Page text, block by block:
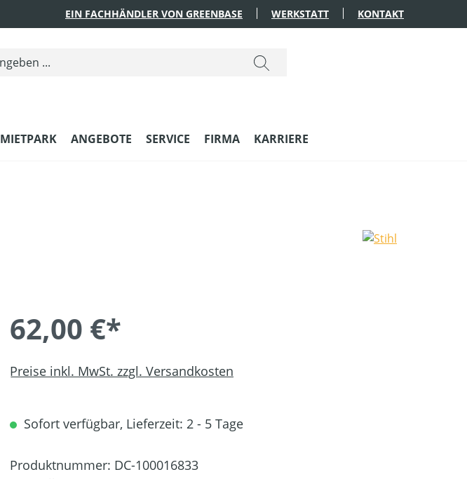
EIN FACHHÄNDLER VON GREENBASE WERKSTATT KONTAKT
MIETPARK ANGEBOTE SERVICE FIRMA KARRIERE
62,00 €*
Preise inkl. MwSt. zzgl. Versandkosten
Sofort verfügbar, Lieferzeit: 2 - 5 Tage
Produktnummer: DC-100016833